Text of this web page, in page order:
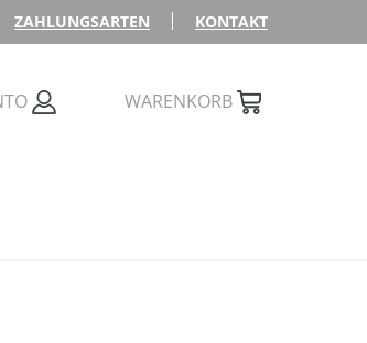
ZAHLUNGSARTEN KONTAKT
WARENKORB